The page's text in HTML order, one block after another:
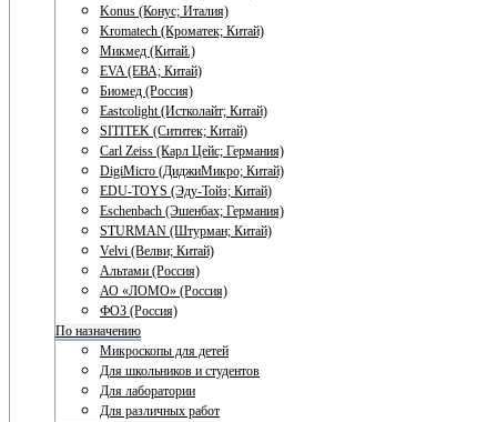
Konus (Конус; Италия)
Kromatech (Кроматек; Китай)
Микмед (Китай.)
EVA (ЕВА; Китай)
Биомед (Россия)
Eastcolight (Истколайт; Китай)
SITITEK (Сититек; Китай)
Carl Zeiss (Карл Цейс; Германия)
DigiMicro (ДиджиМикро; Китай)
EDU-TOYS (Эду-Тойз; Китай)
Eschenbach (Эшенбах; Германия)
STURMAN (Штурман; Китай)
Velvi (Велви; Китай)
Альтами (Россия)
АО «ЛОМО» (Россия)
ФОЗ (Россия)
По назначению
Микроскопы для детей
Для школьников и студентов
Для лаборатории
Для различных работ